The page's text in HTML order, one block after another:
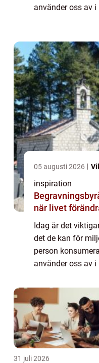
använder oss av
05 augusti 2026
inspiration
Begravningsbyrå
när livet
Idag är det
det de kan för
person
använder oss av
miljövänlig
31 juli 2026